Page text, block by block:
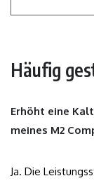
Häufig
Erhöht eine
meines M2
Ja. Die